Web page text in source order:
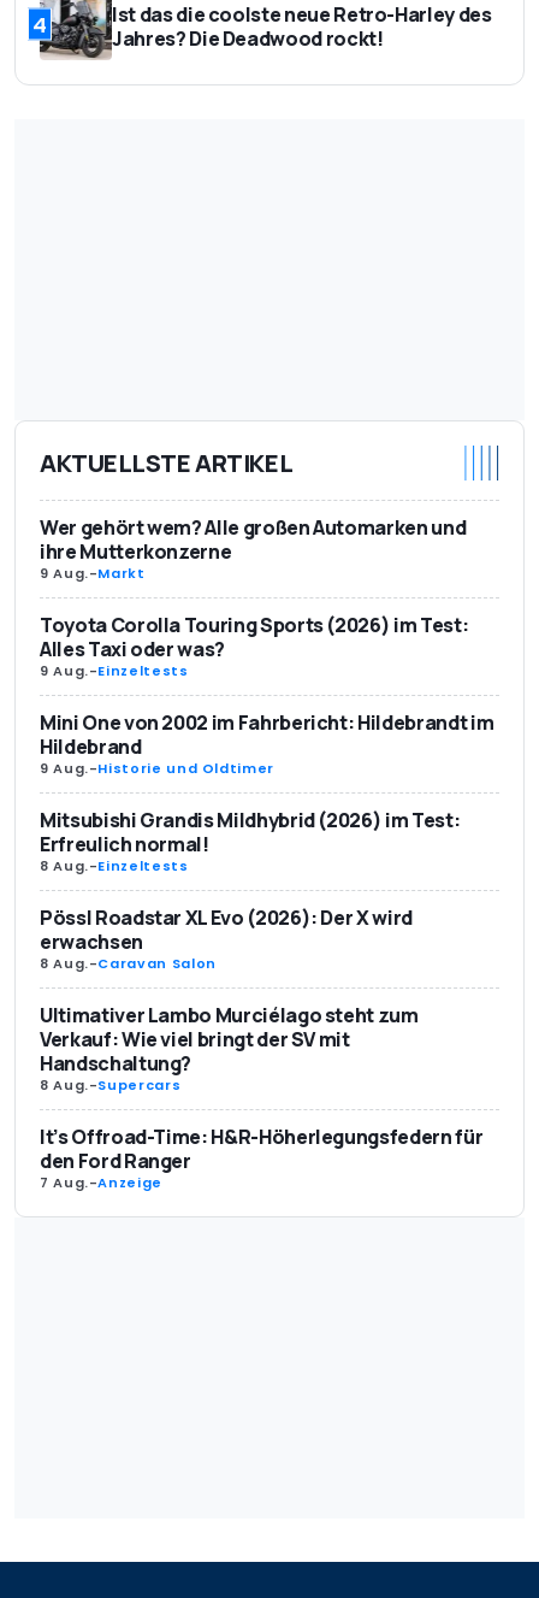
4
Ist das die coolste neue Retro-Harley des
Jahres? Die Deadwood rockt!
AKTUELLSTE ARTIKEL
Wer gehört wem? Alle großen Automarken und
ihre Mutterkonzerne
9 Aug.-Markt
Toyota Corolla Touring Sports (2026) im Test:
Alles Taxi oder was?
9 Aug.-Einzeltests
Mini One von 2002 im Fahrbericht: Hildebrandt im
Hildebrand
9 Aug.-Historie und Oldtimer
Mitsubishi Grandis Mildhybrid (2026) im Test:
Erfreulich normal!
8 Aug.-Einzeltests
Pössl Roadstar XL Evo (2026): Der X wird
erwachsen
8 Aug.-Caravan Salon
Ultimativer Lambo Murciélago steht zum
Verkauf: Wie viel bringt der SV mit
Handschaltung?
8 Aug.-Supercars
It’s Offroad-Time: H&R-Höherlegungsfedern für
den Ford Ranger
7 Aug.-Anzeige